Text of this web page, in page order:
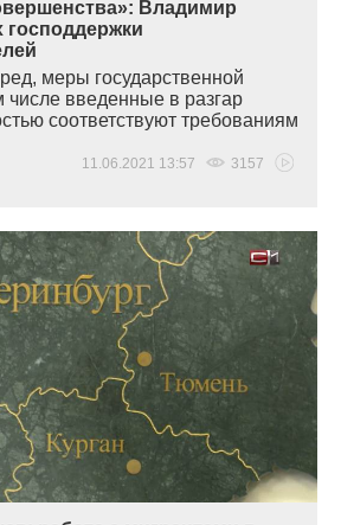
Владимир
меры государственной
числе введенные в разгар
соответствуют требованиям
11.06.2021 13:57 3157